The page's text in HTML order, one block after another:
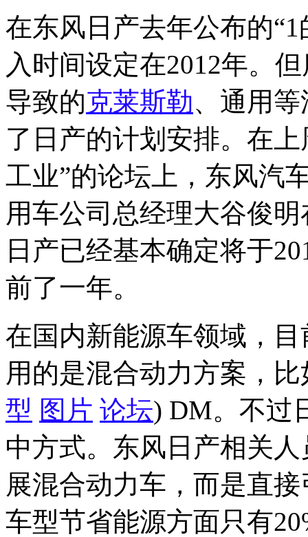
在东风日产去年公布的
入时间设定在2012年。
导致的克莱斯勒、通用
了日产的计划安排。在
工业”的论坛上，东风汽
用车公司总经理大谷俊
日产已经基本确定将于
前了一年。
在国内新能源车领域，
用的是混合动力方案，
型 图片 论坛) DM。不过
中方式。东风日产相关
展混合动力车，而是直
车型节省能源方面只有